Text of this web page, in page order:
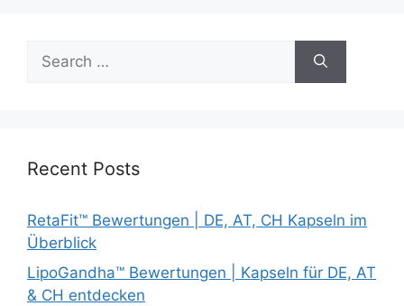
for:
Recent Posts
RetaFit™ Bewertungen | DE, AT, CH Kapseln im
Überblick
LipoGandha™ Bewertungen | Kapseln für DE, AT
& CH entdecken